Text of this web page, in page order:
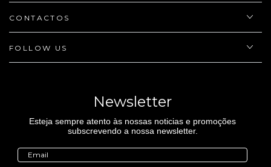
CONTACTOS
FOLLOW US
Newsletter
Esteja sempre atento às nossas noticias e promoções
subscrevendo a nossa newsletter.